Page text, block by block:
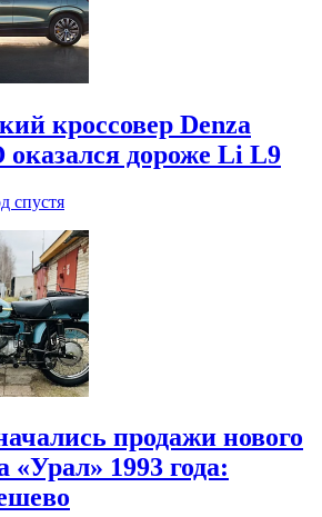
кроссовер Denza
оказался дороже Li L9
спустя
продажи нового
«Урал» 1993 года: